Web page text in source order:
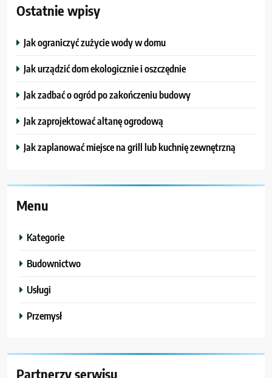
Ostatnie wpisy
Jak ograniczyć zużycie wody w domu
Jak urządzić dom ekologicznie i oszczędnie
Jak zadbać o ogród po zakończeniu budowy
Jak zaprojektować altanę ogrodową
Jak zaplanować miejsce na grill lub kuchnię zewnętrzną
Menu
Kategorie
Budownictwo
Usługi
Przemysł
Partnerzy serwisu